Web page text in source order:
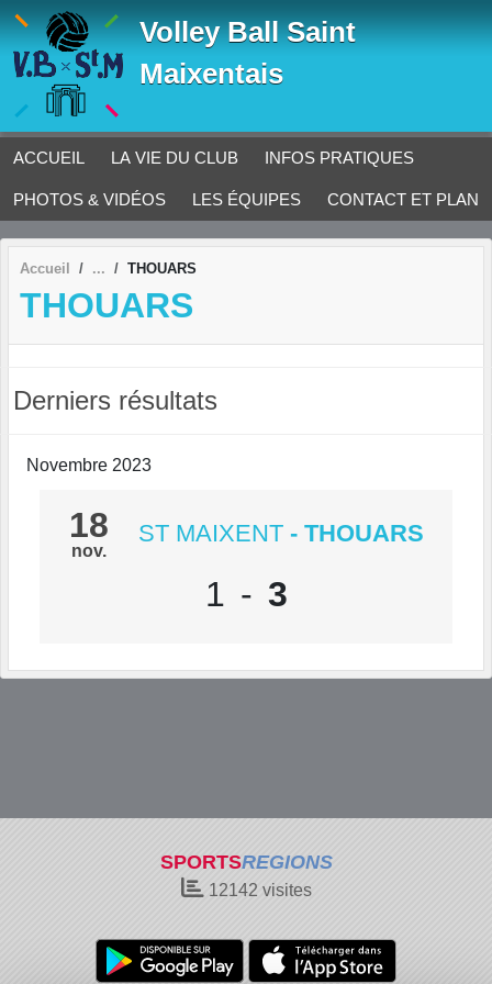
Volley Ball Saint
Maixentais
ACCUEIL LA VIE DU CLUB INFOS PRATIQUES
PHOTOS & VIDÉOS LES ÉQUIPES CONTACT ET PLAN
Accueil THOUARS
THOUARS
Derniers résultats
Novembre 2023
18
nov.
ST MAIXENT - THOUARS
1 - 3
SPORTSREGIONS
12142 visites
Panneau de gestion des cookies